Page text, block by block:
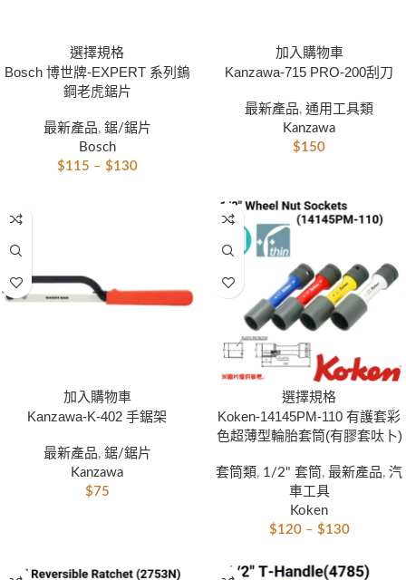
選擇規格
Bosch 博世牌-EXPERT 系列鎢
鋼老虎鋸片
最新產品, 鋸/鋸片
Bosch
$115 – $130
加入購物車
Kanzawa-715 PRO-200刮刀
最新產品, 通用工具類
Kanzawa
$150
加入購物車
Kanzawa-K-402 手鋸架
最新產品, 鋸/鋸片
Kanzawa
$75
選擇規格
Koken-14145PM-110 有護套彩
色超薄型輪胎套筒(有膠套呔卜)
套筒類, 1/2" 套筒, 最新產品, 汽
車工具
Koken
$120 – $130